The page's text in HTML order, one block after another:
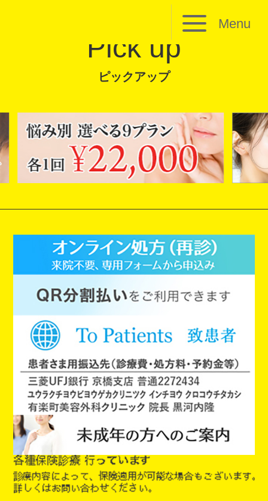
Menu
Pick up
ピックアップ